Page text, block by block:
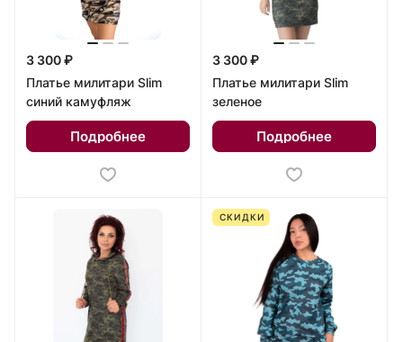
3 300 ₽
Платье милитари Slim
синий камуфляж
Подробнее
3 300 ₽
Платье милитари Slim
зеленое
Подробнее
СКИДКИ